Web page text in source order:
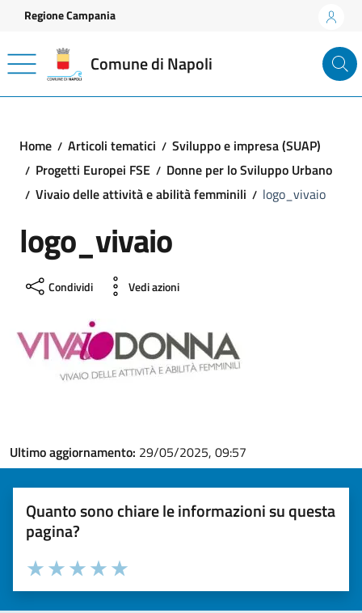
Vai ai contenuti
Vai al footer
Regione Campania
Comune di Napoli
Home Articoli tematici
Sviluppo e impresa (SUAP)
Progetti Europei FSE
Donne per lo Sviluppo Urbano
Vivaio delle attività e abilità femminili
logo_vivaio
logo_vivaio
Condividi Vedi azioni
Ultimo aggiornamento: 29/05/2025, 09:57
Quanto sono chiare le informazioni su questa
pagina?
Valuta la chiarezza delle informazioni (da 1 a 5 stelle)
Seleziona il numero di stelle per valutare la chiarezza delle
Valuta 5 stelle su 5
Valuta 4 stelle su 5
Valuta 3 stelle su 5
Valuta 2 stelle su 5
Valuta 1 stelle su 5